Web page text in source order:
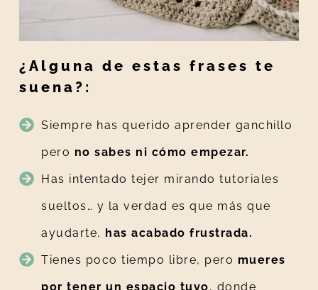
¿Alguna de estas frases te
suena?:
Siempre has querido aprender ganchillo
pero no sabes ni cómo empezar.
Has intentado tejer mirando tutoriales
sueltos… y la verdad es que más que
ayudarte, has acabado frustrada.
Tienes poco tiempo libre, pero mueres
por tener un espacio tuyo, donde